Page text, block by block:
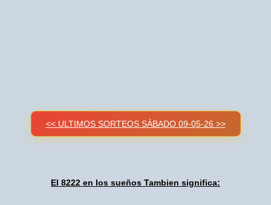
<< ULTIMOS SORTEOS SÁBADO 09-05-26 >>
El 8222 en los sueños Tambien significa: